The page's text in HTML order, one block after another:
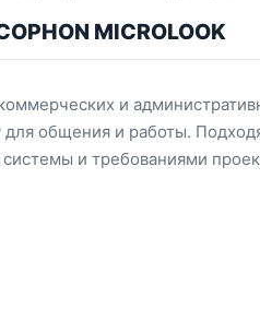
MICROLOOK
и
для общения и работы.
и требованиями